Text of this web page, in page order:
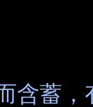
蓄，